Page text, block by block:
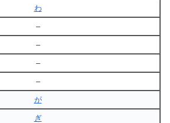
わ
–
–
–
–
が
ぎ